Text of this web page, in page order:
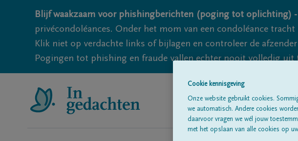
Blijf waakzaam voor phishingberichten (poging tot oplichting) -
privécondoléances. Onder het mom van een condoléance
Klik niet op verdachte links of bijlagen en controleer de
Pogingen tot phishing en fraude vallen echter nooit volledig uit
Cookie kennisgeving
Onze website gebruikt cookies.
we automatisch. Andere cookies
daarvoor vragen we wél jouw
met het opslaan van alle cookies op